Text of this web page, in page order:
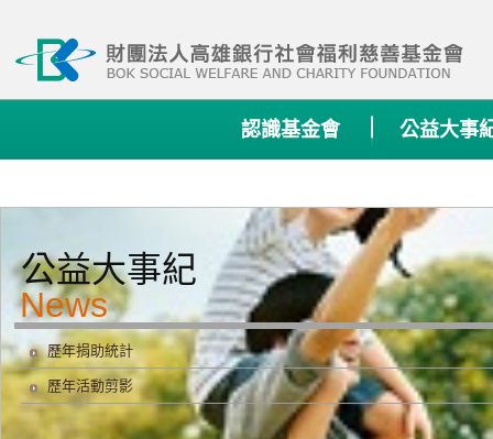
認識基金會 公益大事
公益大事紀
歷年捐助統計
歷年活動剪影